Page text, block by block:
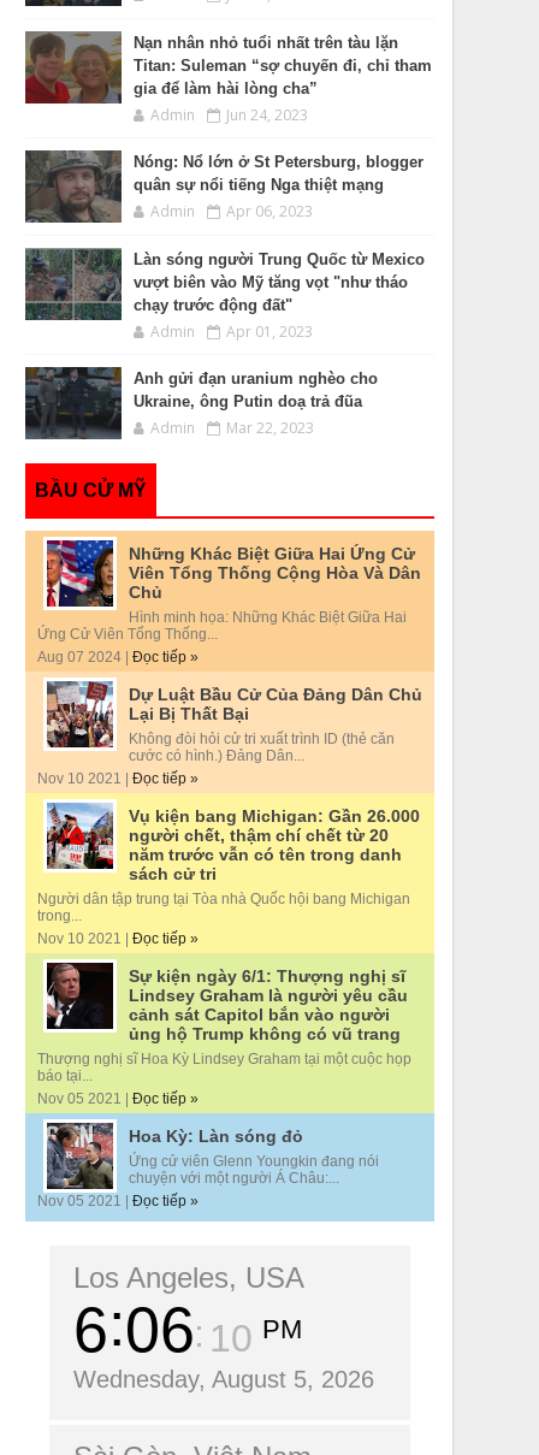
Nạn nhân nhỏ tuổi nhất trên tàu lặn
Titan: Suleman “sợ chuyến đi, chỉ tham
gia để làm hài lòng cha”
Admin Jun 24, 2023
Nóng: Nổ lớn ở St Petersburg, blogger
quân sự nổi tiếng Nga thiệt mạng
Admin Apr 06, 2023
Làn sóng người Trung Quốc từ Mexico
vượt biên vào Mỹ tăng vọt "như tháo
chạy trước động đất"
Admin Apr 01, 2023
Anh gửi đạn uranium nghèo cho
Ukraine, ông Putin doạ trả đũa
Admin Mar 22, 2023
BẦU CỬ MỸ
Những Khác Biệt Giữa Hai Ứng Cử
Viên Tổng Thống Cộng Hòa Và Dân
Chủ
Hình minh họa: Những Khác Biệt Giữa Hai
Ứng Cử Viên Tổng Thống...
Aug 07 2024 | Đọc tiếp »
Dự Luật Bầu Cử Của Đảng Dân Chủ
Lại Bị Thất Bại
Không đòi hỏi cử tri xuất trình ID (thẻ căn
cước có hình.) Đảng Dân...
Nov 10 2021 | Đọc tiếp »
Vụ kiện bang Michigan: Gần 26.000
người chết, thậm chí chết từ 20
năm trước vẫn có tên trong danh
sách cử tri
Người dân tập trung tại Tòa nhà Quốc hội bang Michigan
trong...
Nov 10 2021 | Đọc tiếp »
Sự kiện ngày 6/1: Thượng nghị sĩ
Lindsey Graham là người yêu cầu
cảnh sát Capitol bắn vào người
ủng hộ Trump không có vũ trang
Thượng nghị sĩ Hoa Kỳ Lindsey Graham tại một cuộc họp
báo tại...
Nov 05 2021 | Đọc tiếp »
Hoa Kỳ: Làn sóng đỏ
Ứng cử viên Glenn Youngkin đang nói
chuyện với một người Á Châu:...
Nov 05 2021 | Đọc tiếp »
Los Angeles, USA
6 06 12 PM
Wednesday, August 5, 2026